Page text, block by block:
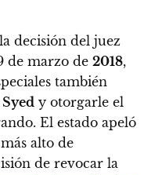
decisión del juez
de marzo de 2018,
también
Syed y otorgarle el
El estado apeló
alto de
de revocar la